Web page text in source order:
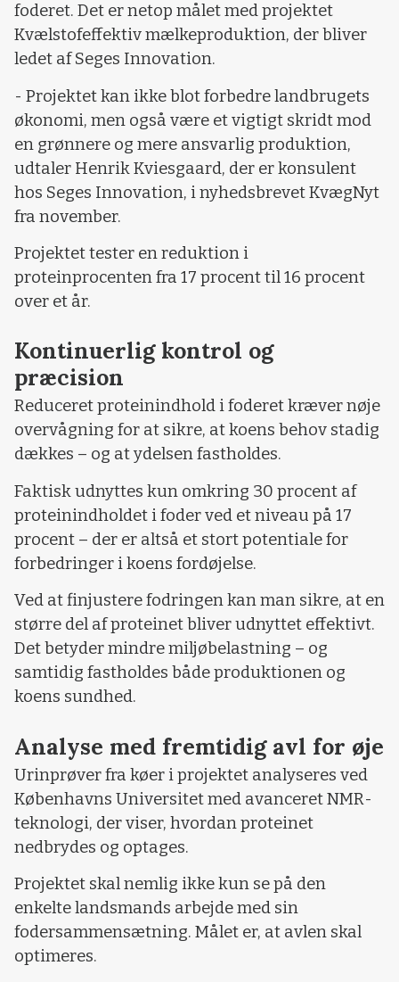
foderet. Det er netop målet med projektet
Kvælstofeffektiv mælkeproduktion, der bliver
ledet af Seges Innovation.
- Projektet kan ikke blot forbedre landbrugets
økonomi, men også være et vigtigt skridt mod
en grønnere og mere ansvarlig produktion,
udtaler Henrik Kviesgaard, der er konsulent
hos Seges Innovation, i nyhedsbrevet KvægNyt
fra november.
Projektet tester en reduktion i
proteinprocenten fra 17 procent til 16 procent
over et år.
Kontinuerlig kontrol og
præcision
Reduceret proteinindhold i foderet kræver nøje
overvågning for at sikre, at koens behov stadig
dækkes – og at ydelsen fastholdes.
Faktisk udnyttes kun omkring 30 procent af
proteinindholdet i foder ved et niveau på 17
procent – der er altså et stort potentiale for
forbedringer i koens fordøjelse.
Ved at finjustere fodringen kan man sikre, at en
større del af proteinet bliver udnyttet effektivt.
Det betyder mindre miljøbelastning – og
samtidig fastholdes både produktionen og
koens sundhed.
Analyse med fremtidig avl for øje
Urinprøver fra køer i projektet analyseres ved
Københavns Universitet med avanceret NMR-
teknologi, der viser, hvordan proteinet
nedbrydes og optages.
Projektet skal nemlig ikke kun se på den
enkelte landsmands arbejde med sin
fodersammensætning. Målet er, at avlen skal
optimeres.